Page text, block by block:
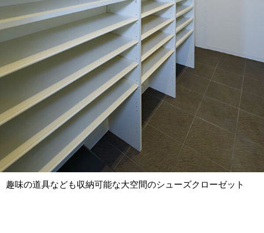
趣味の道具なども収納可能な大空間のシューズクローゼット